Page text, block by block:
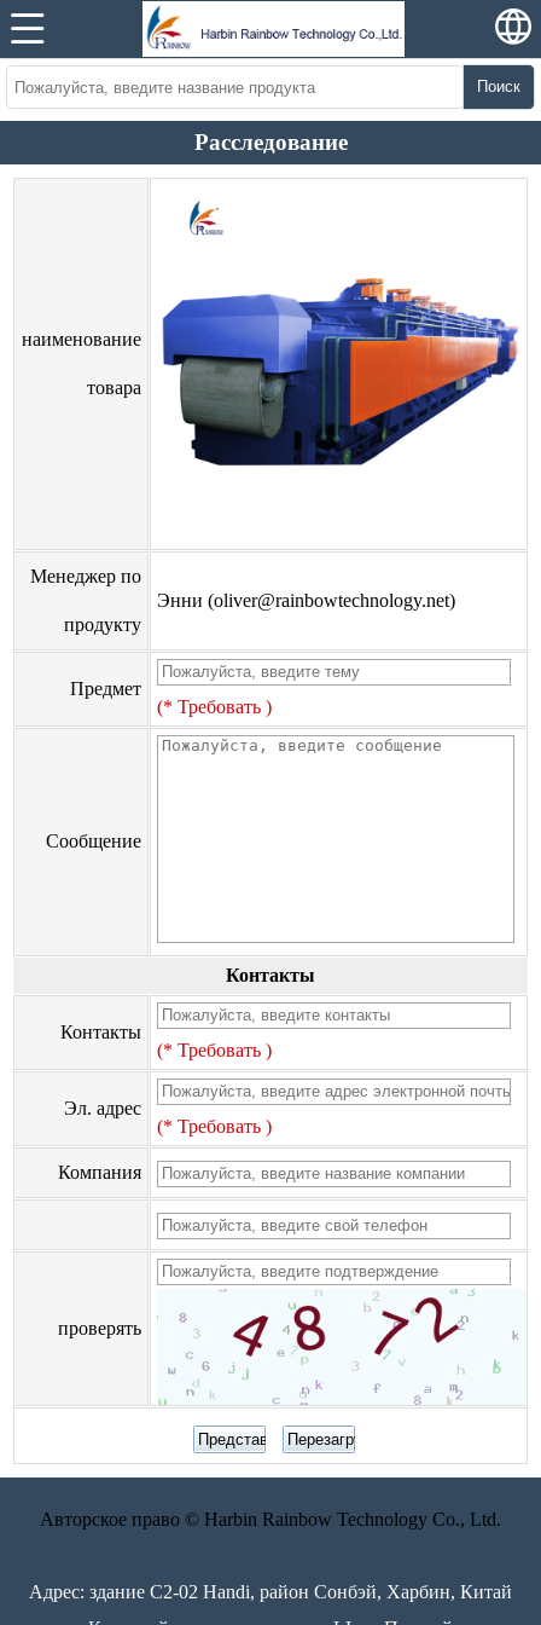
Поиск
Расследование
наименование
товара
Менеджер по
продукту
Энни (oliver@rainbowtechnology.net)
Предмет
(* Требовать )
Сообщение
Контакты
Контакты
(* Требовать )
Эл. адрес
(* Требовать )
Компания
проверять
Авторское право © Harbin Rainbow Technology Co., Ltd.
Адрес: здание C2-02 Handi, район Сонбэй, Харбин, Китай